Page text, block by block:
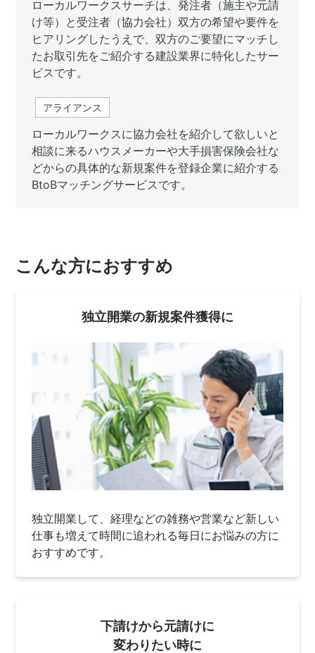
ローカルワークスサーチは、発注者（施主や元請
け等）と受注者（協力会社）双方の希望や要件を
ヒアリングしたうえで、双方のご要望にマッチし
たお取引先をご紹介する建設業界に特化したサー
ビスです。
アライアンス
ローカルワークスに協力会社を紹介して欲しいと
相談に来るハウスメーカーや大手損害保険会社な
どからの具体的な新規案件を登録企業に紹介する
BtoBマッチングサービスです。
こんな方におすすめ
独立開業の新規案件獲得に
独立開業して、経理などの雑務や営業など新しい
仕事も増えて時間に追われる毎日にお悩みの方に
おすすめです。
下請けから元請けに
変わりたい時に